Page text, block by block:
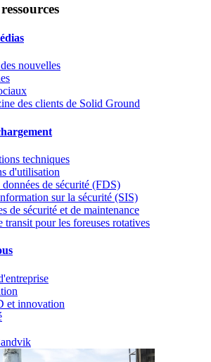
nouvelles
des clients de Solid Ground
techniques
d'utilisation
données de sécurité (FDS)
sur la sécurité (SIS)
de sécurité et de maintenance
transit pour les foreuses rotatives
et innovation